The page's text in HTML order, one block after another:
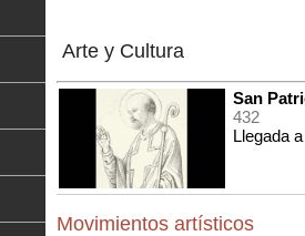
Arte y Cultura
San
432
Llegada
Movimientos artísticos